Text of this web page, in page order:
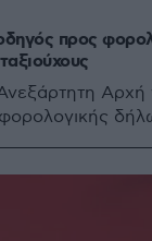
προς
Αρχή